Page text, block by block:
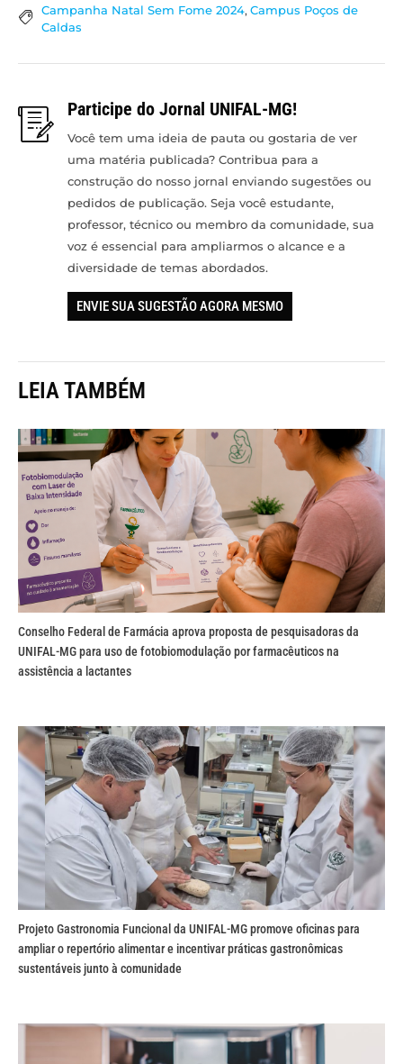
Campanha Natal Sem Fome 2024, Campus Poços de
Caldas
Participe do Jornal UNIFAL-MG!
Você tem uma ideia de pauta ou gostaria de ver
uma matéria publicada? Contribua para a
construção do nosso jornal enviando sugestões ou
pedidos de publicação. Seja você estudante,
professor, técnico ou membro da comunidade, sua
voz é essencial para ampliarmos o alcance e a
diversidade de temas abordados.
ENVIE SUA SUGESTÃO AGORA MESMO
LEIA TAMBÉM
Conselho Federal de Farmácia aprova proposta de pesquisadoras da
UNIFAL-MG para uso de fotobiomodulação por farmacêuticos na
assistência a lactantes
Projeto Gastronomia Funcional da UNIFAL-MG promove oficinas para
ampliar o repertório alimentar e incentivar práticas gastronômicas
sustentáveis junto à comunidade